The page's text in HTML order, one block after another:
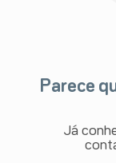
Parece
Já